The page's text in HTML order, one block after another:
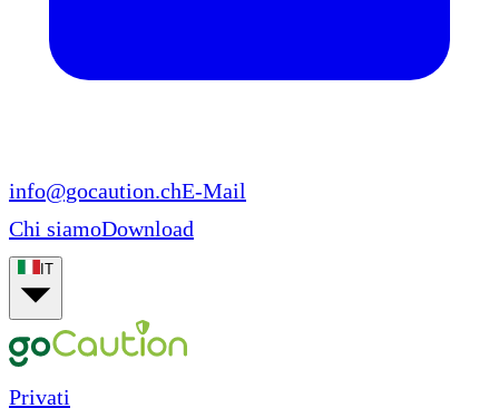
info@gocaution.chE-Mail
Chi siamoDownload
IT
Privati